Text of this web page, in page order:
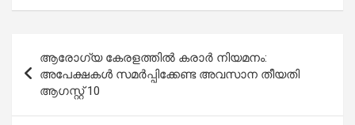
navigation
ആരോഗ്യ കേരളത്തില്‍ കരാർ നിയമനം:
അപേക്ഷകൾ സമർപ്പിക്കേണ്ട അവസാന തീയതി
ആഗസ്റ്റ് 10